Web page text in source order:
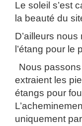
Le soleil s’est
la beauté du
D’ailleurs
l’étang pour le
Nous
extraient les
étangs pour
uniquement